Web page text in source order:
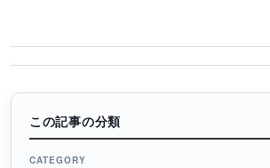
この記事の分類
CATEGORY